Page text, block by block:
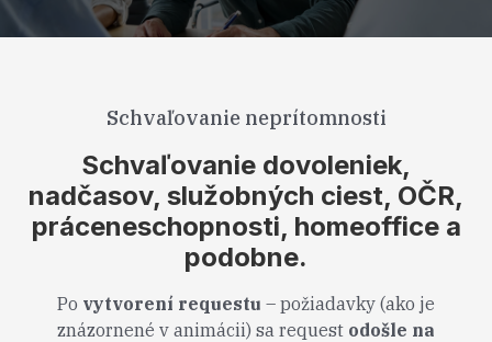
Schvaľovanie neprítomnosti
Schvaľovanie dovoleniek,
nadčasov, služobných ciest, OČR,
práceneschopnosti, homeoffice a
podobne.
Po vytvorení requestu – požiadavky (ako je
znázornené v animácii) sa request odošle na